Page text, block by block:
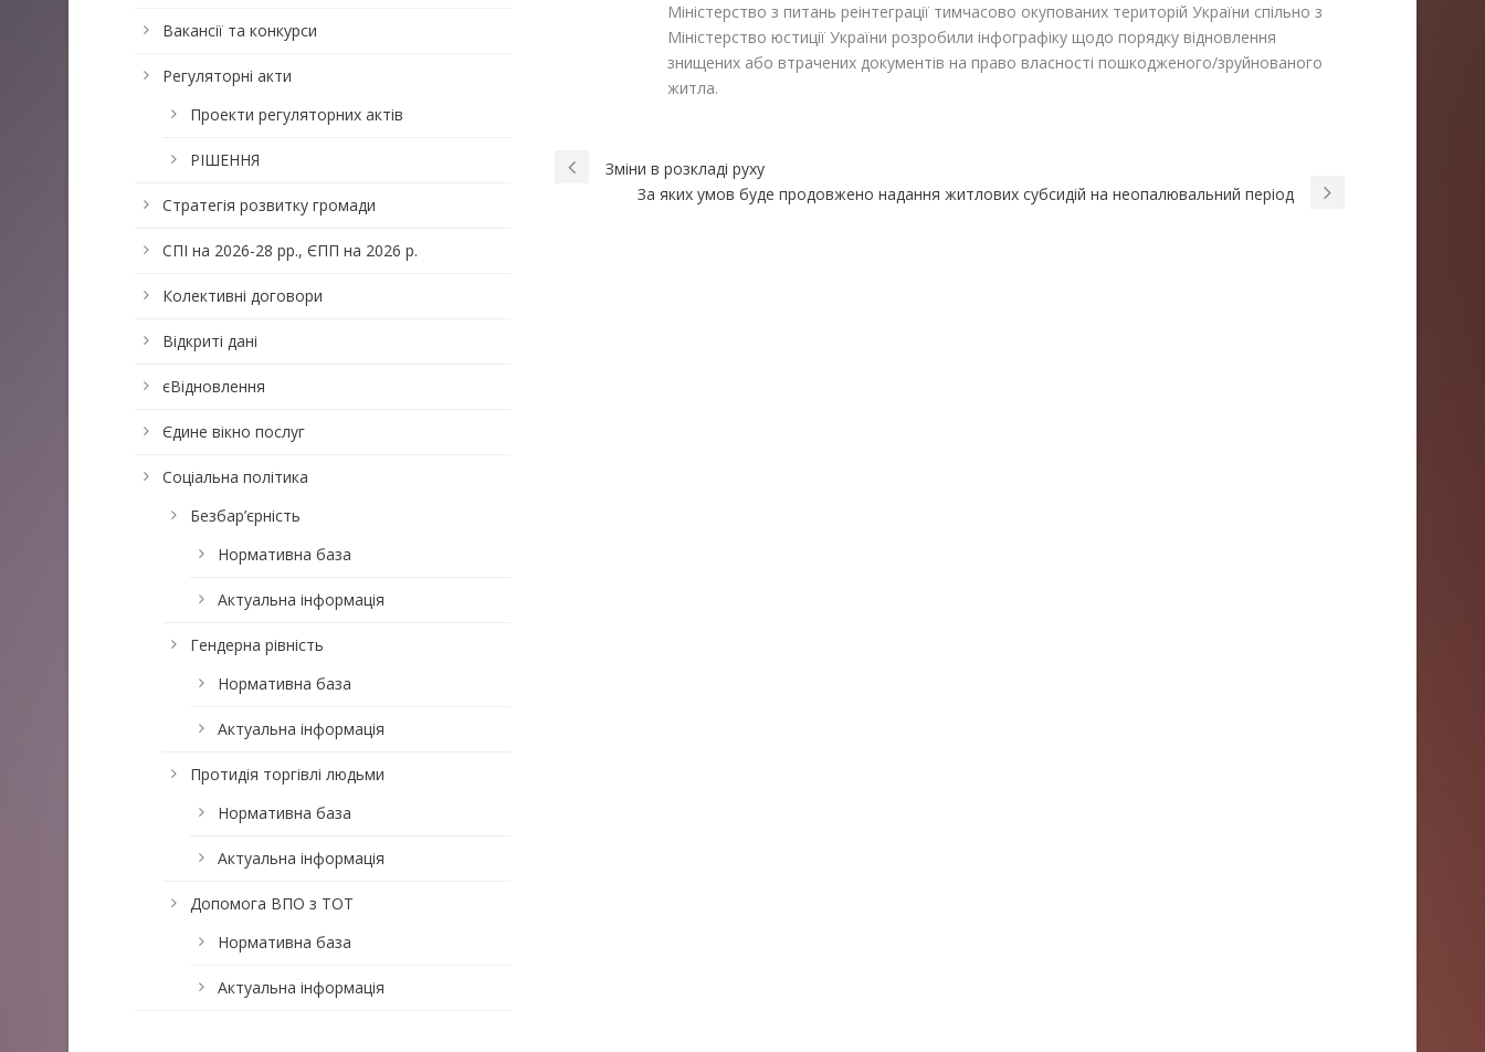
Міністерство з питань реінтеграції тимчасово окупованих територій України спільно з
Міністерство юстиції України розробили інфографіку щодо порядку відновлення
знищених або втрачених документів на право власності пошкодженого/зруйнованого
житла.
Зміни в розкладі руху
За яких умов буде продовжено надання житлових субсидій на неопалювальний період
Вакансії та конкурси
Регуляторні акти
Проекти регуляторних актів
РІШЕННЯ
Стратегія розвитку громади
СПІ на 2026-28 рр., ЄПП на 2026 р.
Колективні договори
Відкриті дані
єВідновлення
Єдине вікно послуг
Соціальна політика
Безбар’єрність
Нормативна база
Актуальна інформація
Гендерна рівність
Нормативна база
Актуальна інформація
Протидія торгівлі людьми
Нормативна база
Актуальна інформація
Допомога ВПО з ТОТ
Нормативна база
Актуальна інформація